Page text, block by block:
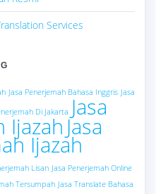
Services
Jasa Penerjemah Bahasa Inggris Jasa
Di Jakarta Jasa
Ijazah Jasa
Ijazah
Lisan Jasa Penerjemah Online
Tersumpah Jasa Translate Bahasa